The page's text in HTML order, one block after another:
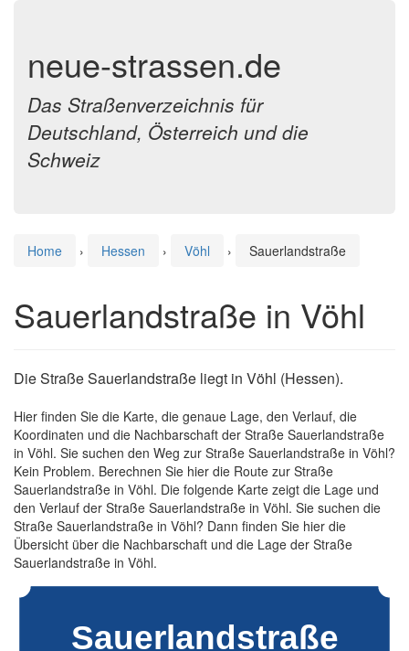
neue-strassen.de
Das Straßenverzeichnis für
Deutschland, Österreich und die
Schweiz
Home › Hessen › Vöhl › Sauerlandstraße
Sauerlandstraße in Vöhl
Die Straße Sauerlandstraße liegt in Vöhl (Hessen).
Hier finden Sie die Karte, die genaue Lage, den Verlauf, die
Koordinaten und die Nachbarschaft der Straße Sauerlandstraße
in Vöhl. Sie suchen den Weg zur Straße Sauerlandstraße in Vöhl?
Kein Problem. Berechnen Sie hier die Route zur Straße
Sauerlandstraße in Vöhl. Die folgende Karte zeigt die Lage und
den Verlauf der Straße Sauerlandstraße in Vöhl. Sie suchen die
Straße Sauerlandstraße in Vöhl? Dann finden Sie hier die
Übersicht über die Nachbarschaft und die Lage der Straße
Sauerlandstraße in Vöhl.